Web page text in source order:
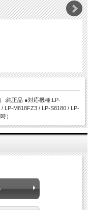
:純正品 ●対応機種:LP-
LP-M818FZ3 / LP-S8180 / LP-
）